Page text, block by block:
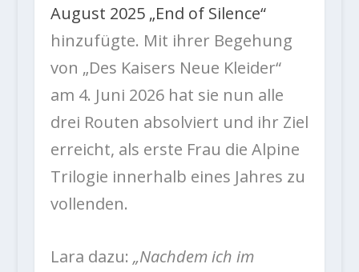
August 2025 „End of Silence“
hinzufügte. Mit ihrer Begehung
von „Des Kaisers Neue Kleider“
am 4. Juni 2026 hat sie nun alle
drei Routen absolviert und ihr Ziel
erreicht, als erste Frau die Alpine
Trilogie innerhalb eines Jahres zu
vollenden.
Lara dazu: „Nachdem ich im